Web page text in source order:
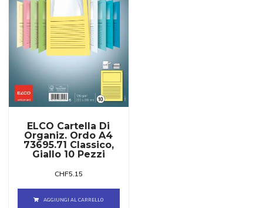
ELCO Cartella Di
Organiz. Ordo A4
73695.71 Classico,
Giallo 10 Pezzi
CHF5.15
AGGIUNGI AL CARRELLO